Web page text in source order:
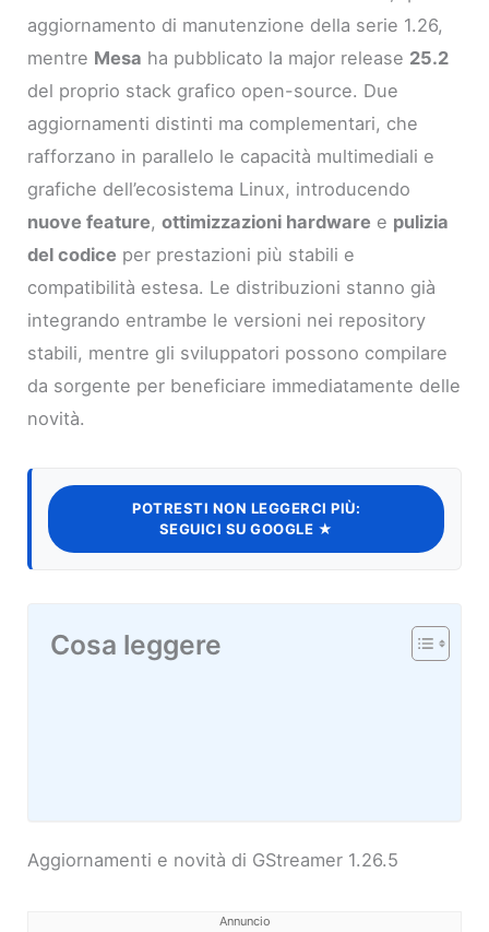
aggiornamento di manutenzione della serie 1.26,
mentre Mesa ha pubblicato la major release 25.2
del proprio stack grafico open-source. Due
aggiornamenti distinti ma complementari, che
rafforzano in parallelo le capacità multimediali e
grafiche dell’ecosistema Linux, introducendo
nuove feature,ottimizzazioni hardware e pulizia
del codice per prestazioni più stabili e
compatibilità estesa. Le distribuzioni stanno già
integrando entrambe le versioni nei repository
stabili, mentre gli sviluppatori possono compilare
da sorgente per beneficiare immediatamente delle
novità.
POTRESTI NON LEGGERCI PIÙ:
SEGUICI SU GOOGLE ★
Cosa leggere
Aggiornamenti e novità di GStreamer 1.26.5
Annuncio